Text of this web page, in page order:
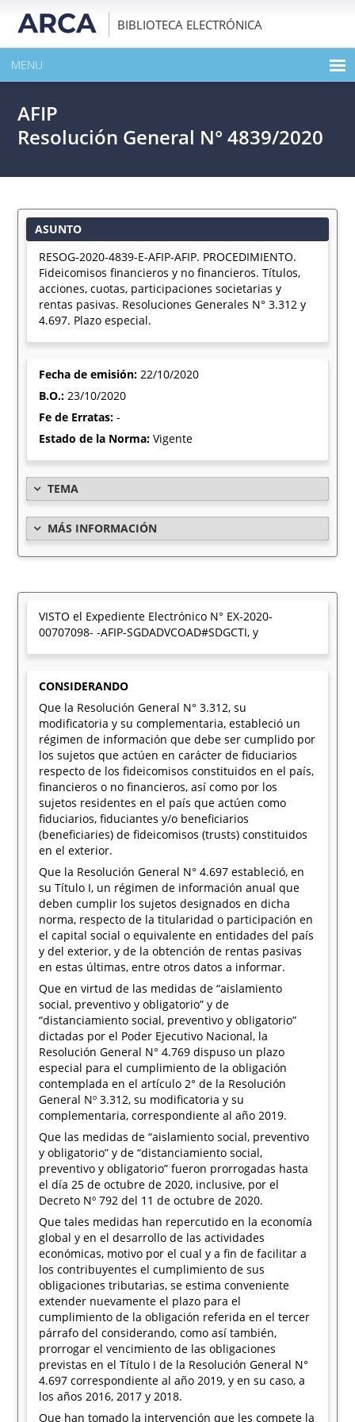
BIBLIOTECA ELECTRÓNICA
MENU
EXPANDIR TODO EL CONTENIDO DE LA PUBLICACIÓN
AFIP
Resolución General N° 4839/2020
ASUNTO
RESOG-2020-4839-E-AFIP-AFIP. PROCEDIMIENTO.
Fideicomisos financieros y no financieros. Títulos,
acciones, cuotas, participaciones societarias y
rentas pasivas. Resoluciones Generales N° 3.312 y
4.697. Plazo especial.
Fecha de emisión:22/10/2020
B.O.:23/10/2020
Fe de Erratas:-
Estado de la Norma:Vigente
TEMA
MÁS INFORMACIÓN
VISTO el Expediente Electrónico N° EX-2020-
00707098- -AFIP-SGDADVCOAD#SDGCTI, y
CONSIDERANDO
Que la Resolución General N° 3.312, su
modificatoria y su complementaria, estableció un
régimen de información que debe ser cumplido por
los sujetos que actúen en carácter de fiduciarios
respecto de los fideicomisos constituidos en el país,
financieros o no financieros, así como por los
sujetos residentes en el país que actúen como
fiduciarios, fiduciantes y/o beneficiarios
(beneficiaries) de fideicomisos (trusts) constituidos
en el exterior.
Que la Resolución General N° 4.697 estableció, en
su Título I, un régimen de información anual que
deben cumplir los sujetos designados en dicha
norma, respecto de la titularidad o participación en
el capital social o equivalente en entidades del país
y del exterior, y de la obtención de rentas pasivas
en estas últimas, entre otros datos a informar.
Que en virtud de las medidas de “aislamiento
social, preventivo y obligatorio” y de
“distanciamiento social, preventivo y obligatorio”
dictadas por el Poder Ejecutivo Nacional, la
Resolución General N° 4.769 dispuso un plazo
especial para el cumplimiento de la obligación
contemplada en el artículo 2° de la Resolución
General Nº 3.312, su modificatoria y su
complementaria, correspondiente al año 2019.
Que las medidas de “aislamiento social, preventivo
y obligatorio” y de “distanciamiento social,
preventivo y obligatorio” fueron prorrogadas hasta
el día 25 de octubre de 2020, inclusive, por el
Decreto Nº 792 del 11 de octubre de 2020.
Que tales medidas han repercutido en la economía
global y en el desarrollo de las actividades
económicas, motivo por el cual y a fin de facilitar a
los contribuyentes el cumplimiento de sus
obligaciones tributarias, se estima conveniente
extender nuevamente el plazo para el
cumplimiento de la obligación referida en el tercer
párrafo del considerando, como así también,
prorrogar el vencimiento de las obligaciones
previstas en el Título I de la Resolución General N°
4.697 correspondiente al año 2019, y en su caso, a
los años 2016, 2017 y 2018.
Que han tomado la intervención que les compete la